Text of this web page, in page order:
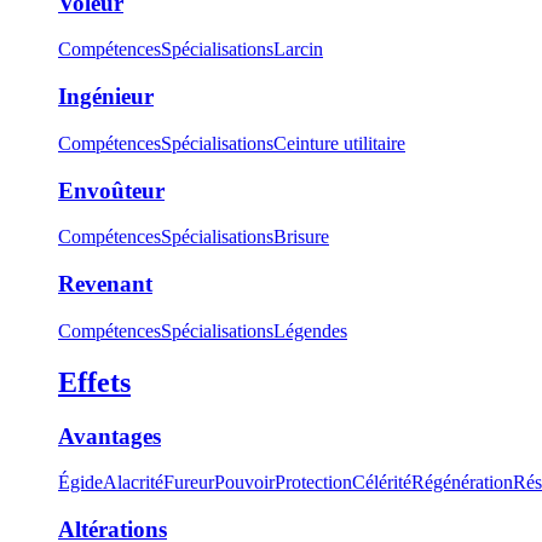
CompétencesSpécialisationsLarcin
Ingénieur
CompétencesSpécialisationsCeinture utilitaire
Envoûteur
CompétencesSpécialisationsBrisure
Revenant
CompétencesSpécialisationsLégendes
Effets
Avantages
ÉgideAlacritéFureurPouvoirProtectionCéléritéRégénération
Altérations